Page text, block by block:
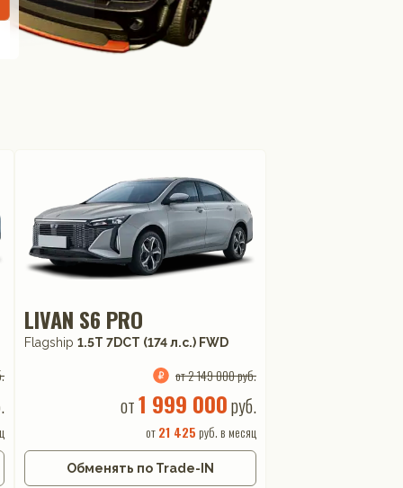
LIVAN S6 PRO
Flagship 1.5T 7DCT (174 л.с.) FWD
от 2 149 000 руб.
от1 999 000руб.
от21 425 руб. в месяц
Обменять по Trade-IN